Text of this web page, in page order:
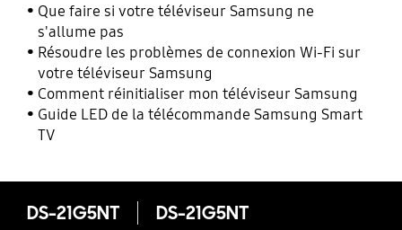
Que faire si votre téléviseur Samsung ne
s'allume pas
Résoudre les problèmes de connexion Wi-Fi sur
votre téléviseur Samsung
Comment réinitialiser mon téléviseur Samsung
Guide LED de la télécommande Samsung Smart
TV
DS-21G5NT DS-21G5NT